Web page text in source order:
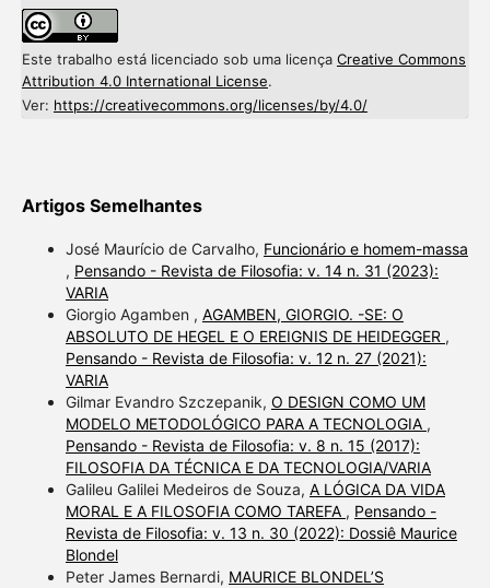
Este trabalho está licenciado sob uma licença Creative Commons
Attribution 4.0 International License.
Ver: https://creativecommons.org/licenses/by/4.0/
Artigos Semelhantes
José Maurício de Carvalho, Funcionário e homem-massa
, Pensando - Revista de Filosofia: v. 14 n. 31 (2023):
VARIA
Giorgio Agamben , AGAMBEN, GIORGIO. -SE: O
ABSOLUTO DE HEGEL E O EREIGNIS DE HEIDEGGER ,
Pensando - Revista de Filosofia: v. 12 n. 27 (2021):
VARIA
Gilmar Evandro Szczepanik, O DESIGN COMO UM
MODELO METODOLÓGICO PARA A TECNOLOGIA ,
Pensando - Revista de Filosofia: v. 8 n. 15 (2017):
FILOSOFIA DA TÉCNICA E DA TECNOLOGIA/VARIA
Galileu Galilei Medeiros de Souza, A LÓGICA DA VIDA
MORAL E A FILOSOFIA COMO TAREFA , Pensando -
Revista de Filosofia: v. 13 n. 30 (2022): Dossiê Maurice
Blondel
Peter James Bernardi, MAURICE BLONDEL’S